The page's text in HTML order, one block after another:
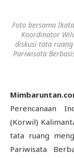
Foto bersama
Koordinator
diskusi tata
Pariwisata
Perencanaan
(Korwil)
tata ruang
Pariwisata